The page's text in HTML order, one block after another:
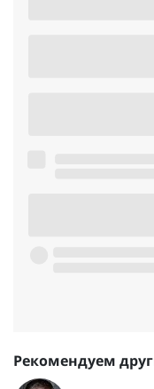
Рекомендуем